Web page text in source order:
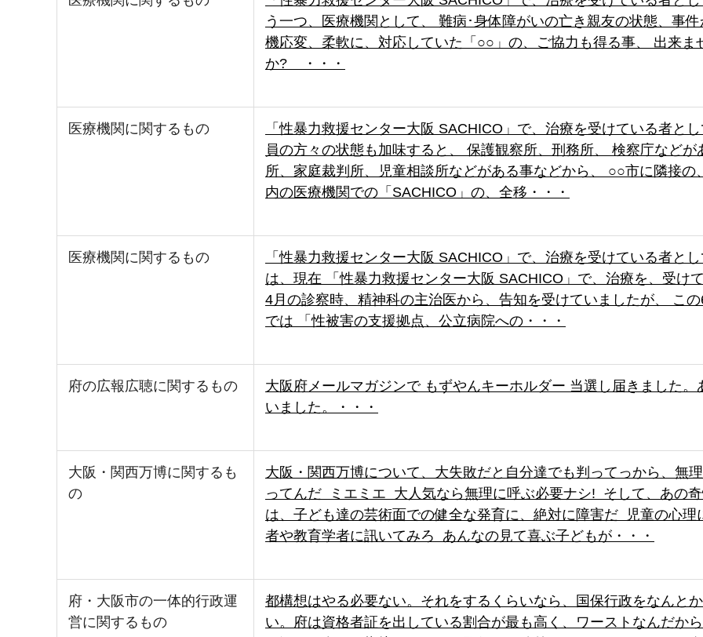
う一つ、医療機関として、 難病･身体障がいの亡き親友の状態、事
機応変、柔軟に、対応していた「○○」の、ご協力も得る事、 出来ま
か? ・・・
医療機関に関するもの
「性暴力救援センター大阪 SACHICO」で、治療を受けている者と
員の方々の状態も加味すると、 保護観察所、刑務所、 検察庁などが
所、家庭裁判所、児童相談所などがある事などから、 ○○市に隣接
内の医療機関での「SACHICO」の、全移・・・
医療機関に関するもの
「性暴力救援センター大阪 SACHICO」で、治療を受けている者と
は、現在 「性暴力救援センター大阪 SACHICO」で、治療を、受け
4月の診察時、精神科の主治医から、告知を受けていましたが、 こ
では 「性被害の支援拠点、公立病院への・・・
府の広報広聴に関するもの
大阪府メールマガジンで もずやんキーホルダー 当選し届きました。
いました。・・・
大阪・関西万博に関するも
の
大阪・関西万博について、大失敗だと自分達でも判ってっから、無
ってんだ ミエミエ 大人気なら無理に呼ぶ必要ナシ! そして、あの
は、子ども達の芸術面での健全な発育に、絶対に障害だ 児童の心理
者や教育学者に訊いてみろ あんなの見て喜ぶ子どもが・・・
府・大阪市の一体的行政運
営に関するもの
都構想はやる必要ない。それをするくらいなら、国保行政をなんと
い。府は資格者証を出している割合が最も高く、ワーストなんだか